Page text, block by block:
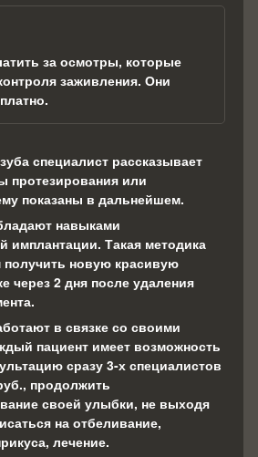
за осмотры, которые
заживления. Они
специалист рассказывает
протезирования или
показаны в дальнейшем.
навыками
имплантации. Такая методика
получить новую красивую
через 2 дня после удаления
в связке со своими
пациент имеет возможность
сразу 3-х специалистов
продолжить
своей улыбки, не выходя
на отбеливание,
лечение.